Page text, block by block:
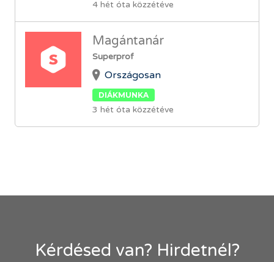
4 hét óta közzétéve
Magántanár
Superprof
Országosan
DIÁKMUNKA
3 hét óta közzétéve
Kérdésed van? Hirdetnél?